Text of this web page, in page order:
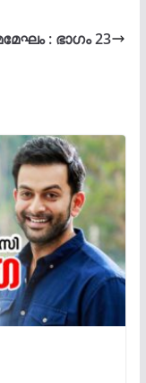
: ഭാഗം 23